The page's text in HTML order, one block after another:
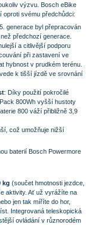
výzvu. Bosch eBike
svému předchůdci:
generace byl přepracován
předchozí generace.
a citlivější podporu
při zastavení ve
hybnost v prudkém terénu.
k tišší jízdě ve srovnání
: Díky použití pokročilé
800Wh vyšší hustoty
800 váží přibližně 3,9
což umožňuje nižší
baterií Bosch Powermore
kg (součet hmotnosti jezdce,
aktivity. Ať už vyrážíte na
jen tak míříte do hor,
Integrovaná teleskopická
ovládání v různorodém